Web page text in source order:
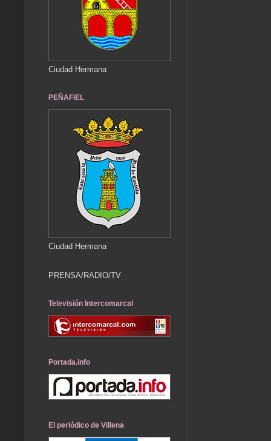
Ciudad Hermana
PEÑAFIEL
Ciudad Hermana
PRENSA/RADIO/TV
Televisión Intercomarcal
Portada.info
El periódico de Villena